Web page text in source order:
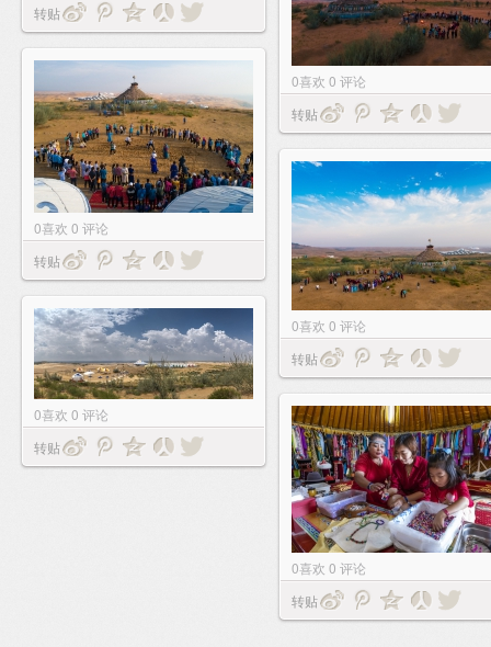
转贴
0喜欢 0 评论
转贴
0喜欢 0 评论
转贴
0喜欢 0 评论
转贴
0喜欢 0 评论
转贴
0喜欢 0 评论
转贴